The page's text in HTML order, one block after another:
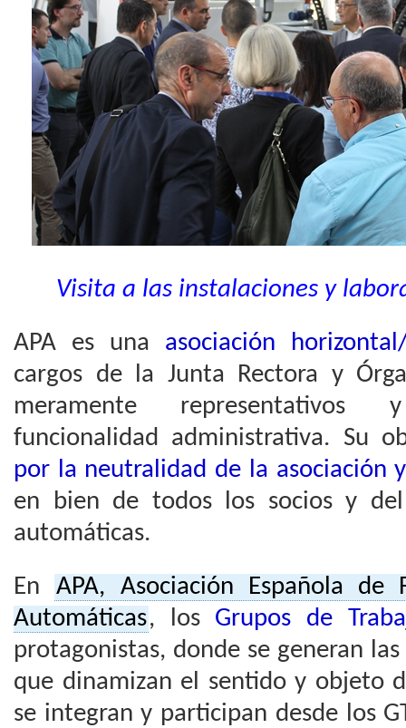
Visita a las instalaciones y
APA es una asociación
cargos de la Junta Rectora y
meramente
funcionalidad administrativa. Su
por la neutralidad de la asociación
en bien de todos los socios y
automáticas.
En APA, Asociación Española de
Automáticas, los Grupos de
protagonistas, donde se generan
que dinamizan el sentido y objeto
se integran y participan desde los